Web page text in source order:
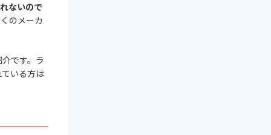
ないので
のメーカ
です。ラ
いる方は